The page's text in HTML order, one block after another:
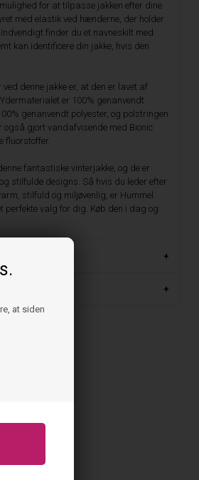
at siden
for at tilpasse jakken efter dine
med elastik ved hænderne, der holder
finder du et navneskilt med
kan identificere din jakke, hvis den
denne jakke er, at den er lavet af
er 100% genanvendt
genanvendt polyester, og polstringen
også gjort vandafvisende med Bionic
fluorstoffer.
fantastiske vinterjakke, og de er
stilfulde designs. Så hvis du leder efter
stilfuld og miljøvenlig, er Hummel
perfekte valg for dig. Køb den i dag og